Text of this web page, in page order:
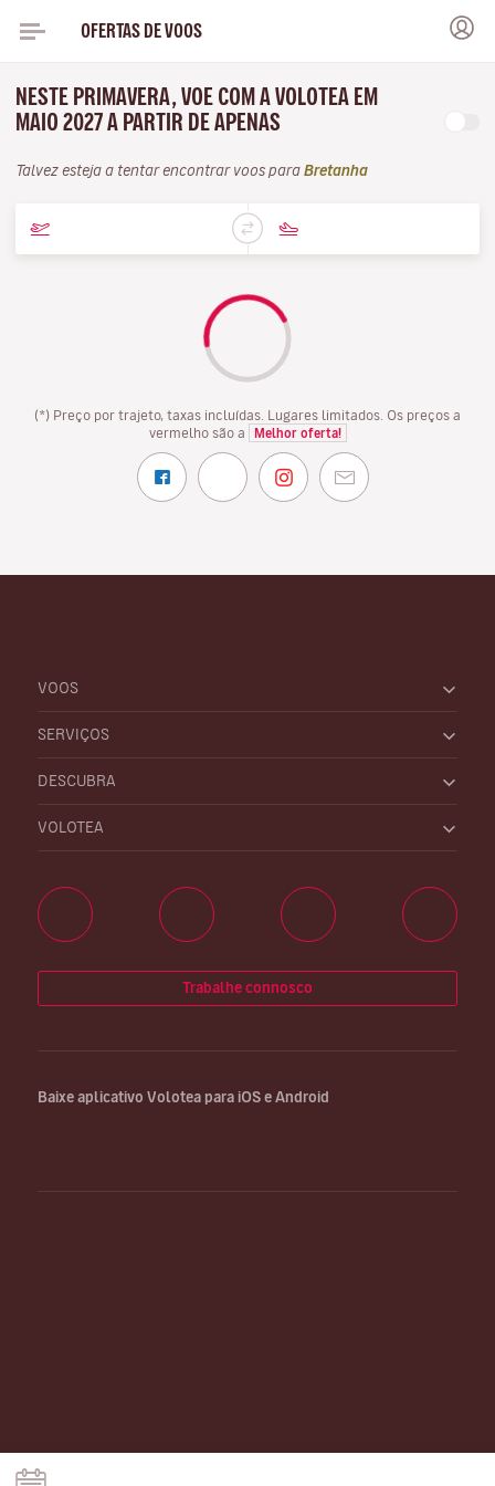
OFERTAS DE VOOS
NESTE PRIMAVERA, VOE COM A VOLOTEA EM
MAIO 2027 A PARTIR DE APENAS
Talvez esteja a tentar encontrar voos para Bretanha
(*) Preço por trajeto, taxas incluídas. Lugares limitados. Os preços a
vermelho são a
Melhor oferta!
VOOS
SERVIÇOS
DESCUBRA
VOLOTEA
Trabalhe connosco
Baixe aplicativo Volotea para iOS e Android